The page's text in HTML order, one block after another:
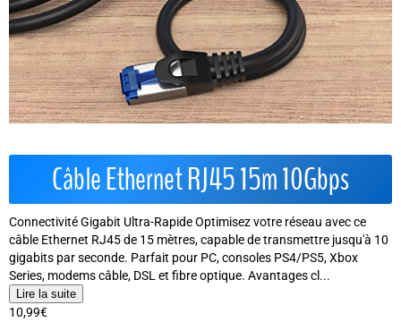
Câble Ethernet RJ45 15m 10Gbps
Connectivité Gigabit Ultra-Rapide Optimisez votre réseau avec ce
câble Ethernet RJ45 de 15 mètres, capable de transmettre jusqu'à 10
gigabits par seconde. Parfait pour PC, consoles PS4/PS5, Xbox
Series, modems câble, DSL et fibre optique. Avantages cl...
Lire la suite
10,99€